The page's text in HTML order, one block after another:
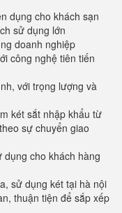
dụng cho khách sạn
sử dụng lớn
doanh nghiệp
công nghệ tiên tiến
với trọng lượng và
két sắt nhập khẩu từ
sự chuyển giao
cho khách hàng
sử dụng két tại hà nội
thuận tiện để sắp xếp